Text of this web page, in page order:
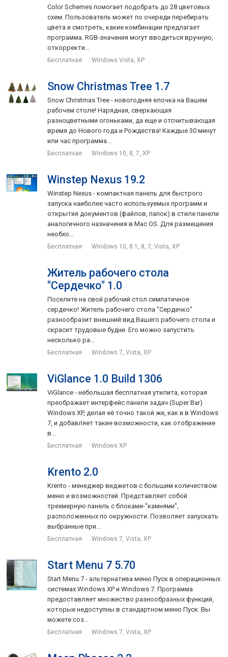
Color Schemes помогает подобрать до 28 цветовых
схем. Пользователь может по очереди перебирать
цвета и смотреть, какие комбинации предлагает
программа. RGB-значения могут вводиться вручную,
откорректи...
Бесплатная Windows Vista, XP
Snow Christmas Tree 1.7
Snow Christmas Tree - новогодняя елочка на Вашем
рабочем столе! Нарядная, сверкающая
разноцветными огоньками, да еще и отсчитывающая
время до Нового года и Рождества! Каждые 30 минут
или час программа...
Бесплатная Windows 10, 8, 7, XP
Winstep Nexus 19.2
Winstep Nexus - компактная панель для быстрого
запуска наиболее часто используемых программ и
открытия документов (файлов, папок) в стиле панели
аналогичного назначения в Mac OS. Для размещения
необхо...
Бесплатная Windows 10, 8.1, 8, 7, Vista, XP
Житель рабочего стола
"Сердечко" 1.0
Поселите на свой рабочий стол симпатичное
сердечко! Житель рабочего стола "Сердечко"
разнообразит внешний вид Вашего рабочего стола и
скрасит трудовые будни. Его можно запустить
несколько ра...
Бесплатная Windows 7, Vista, XP
ViGlance 1.0 Build 1306
ViGlance - небольшая бесплатная утилита, которая
преображает интерфейс панели задач (Super Bar)
Windows XP, делая её точно такой же, как и в Windows
7, и добавляет такие возможности, как отображение
в...
Бесплатная Windows XP
Krento 2.0
Krento - менеджер виджетов с большим количеством
меню и возможностей. Представляет собой
трехмерную панель с блоками-"камнями",
расположенных по окружности. Позволяет запускать
выбранные при...
Бесплатная Windows 7, Vista, XP
Start Menu 7 5.70
Start Menu 7 - альтернатива меню Пуск в операционных
системах Windows XP и Windows 7. Программа
предоставляет множество разнообразных функций,
которые недоступны в стандартном меню Пуск. Вы
можете соз...
Бесплатная Windows 7, Vista, XP